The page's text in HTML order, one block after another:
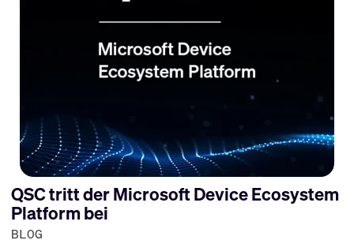
QSC tritt der Microsoft Device Ecosystem
Platform bei
BLOG